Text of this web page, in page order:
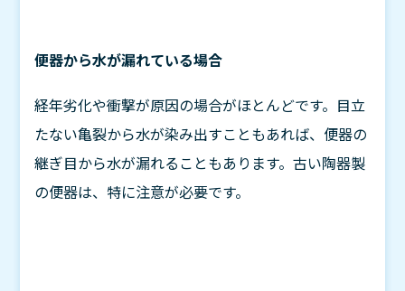
便器から水が漏れている場合
経年劣化や衝撃が原因の場合がほとんどです。目立
たない亀裂から水が染み出すこともあれば、便器の
継ぎ目から水が漏れることもあります。古い陶器製
の便器は、特に注意が必要です。